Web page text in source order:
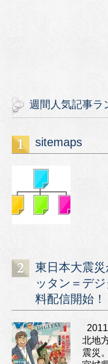
週間人気記事ラ
sitemaps
東日本大震
ッタン＝デ
料配信開始！
北地
震災